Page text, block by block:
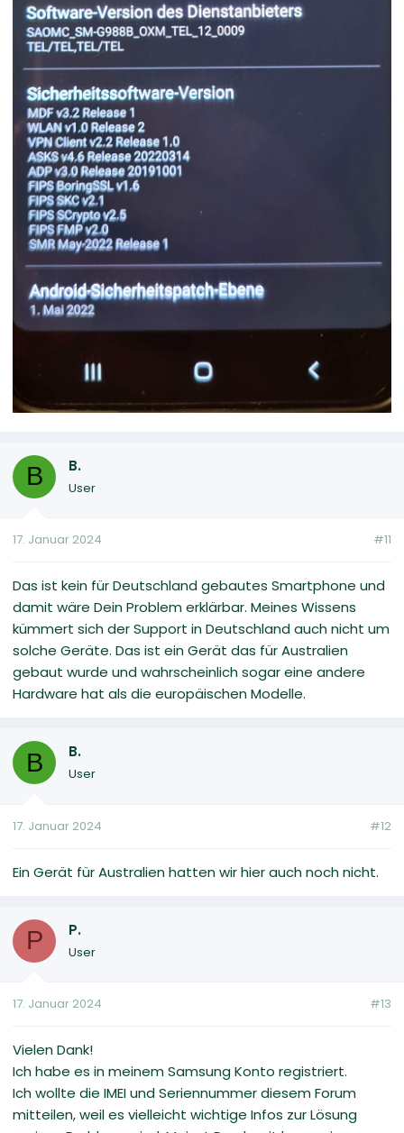
B B.
User
17. Januar 2024 #11
Das ist kein für Deutschland gebautes Smartphone und
damit wäre Dein Problem erklärbar. Meines Wissens
kümmert sich der Support in Deutschland auch nicht um
solche Geräte. Das ist ein Gerät das für Australien
gebaut wurde und wahrscheinlich sogar eine andere
Hardware hat als die europäischen Modelle.
B B.
User
17. Januar 2024 #12
Ein Gerät für Australien hatten wir hier auch noch nicht.
P P.
User
17. Januar 2024 #13
Vielen Dank!
Ich habe es in meinem Samsung Konto registriert.
Ich wollte die IMEI und Seriennummer diesem Forum
mitteilen, weil es vielleicht wichtige Infos zur Lösung